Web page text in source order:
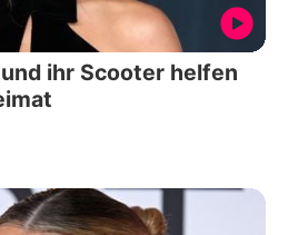
ihr Scooter helfen